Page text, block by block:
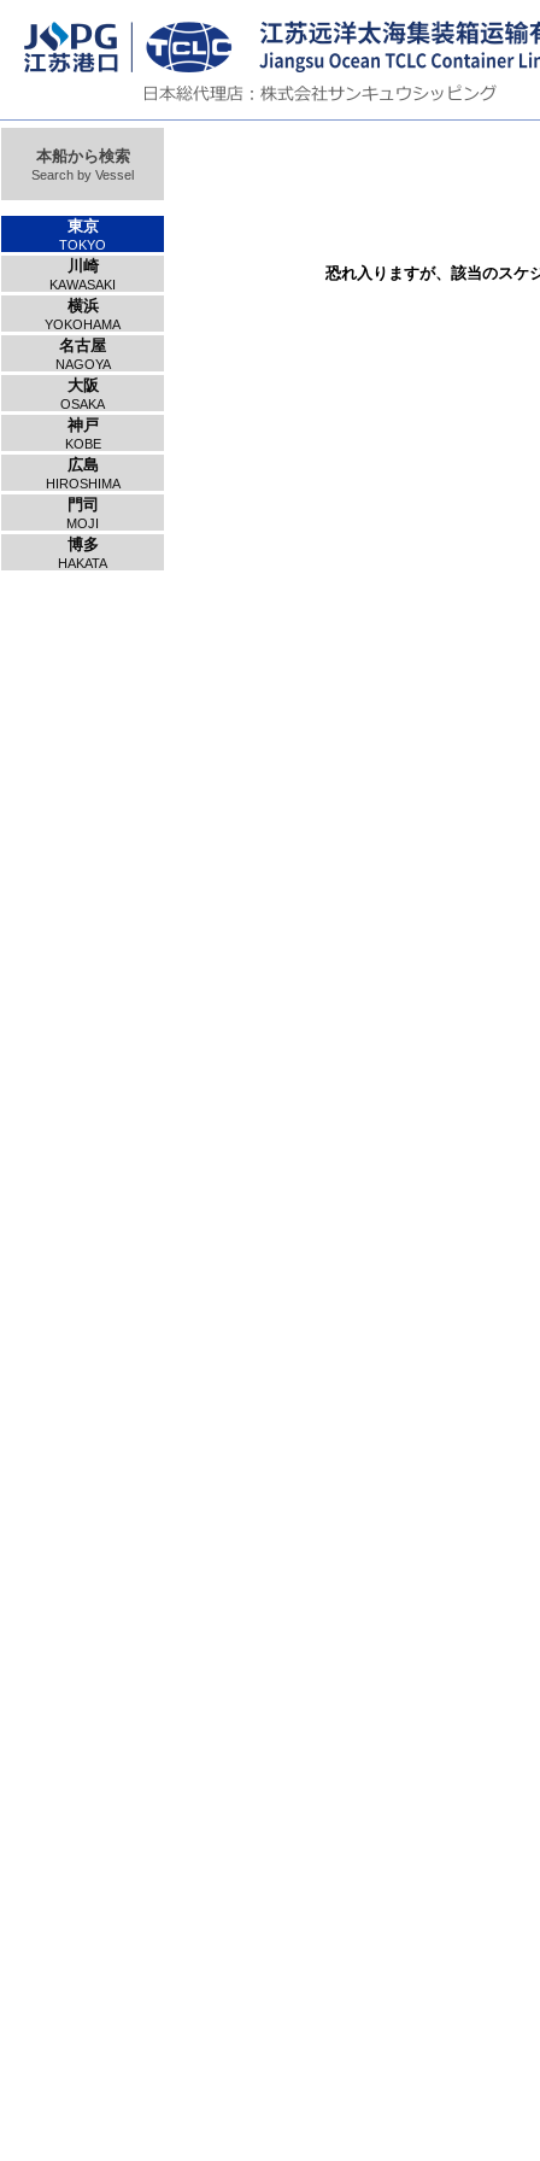
本船から検索
Search by Vessel
東京
TOKYO
川崎
KAWASAKI
横浜
YOKOHAMA
名古屋
NAGOYA
大阪
OSAKA
神戸
KOBE
広島
HIROSHIMA
門司
MOJI
博多
HAKATA
恐れ入りますが、該当のスケ